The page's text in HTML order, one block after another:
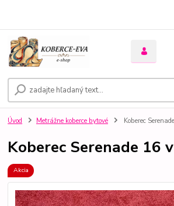
Úvod Metrážne koberce bytové Koberec
Koberec Serenade 16
Akcia